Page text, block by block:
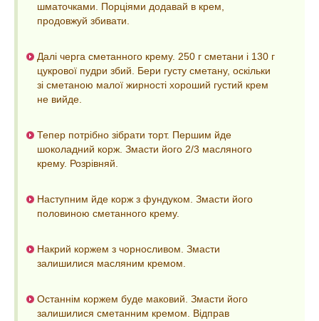
шматочками. Порціями додавай в крем,
продовжуй збивати.
Далі черга сметанного крему. 250 г сметани і 130 г
цукрової пудри збий. Бери густу сметану, оскільки
зі сметаною малої жирності хороший густий крем
не вийде.
Тепер потрібно зібрати торт. Першим йде
шоколадний корж. Змасти його 2/3 масляного
крему. Розрівняй.
Наступним йде корж з фундуком. Змасти його
половиною сметанного крему.
Накрий коржем з чорносливом. Змасти
залишилися масляним кремом.
Останнім коржем буде маковий. Змасти його
залишилися сметанним кремом. Відправ